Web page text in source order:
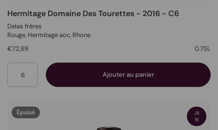
Hermitage Domaine Des Tourettes - 2016 - C6
Delas frères
Rouge, Hermitage aoc, Rhone
€72,89
0.75L
Quantité
Ajouter au panier
JR
16
Épuisé